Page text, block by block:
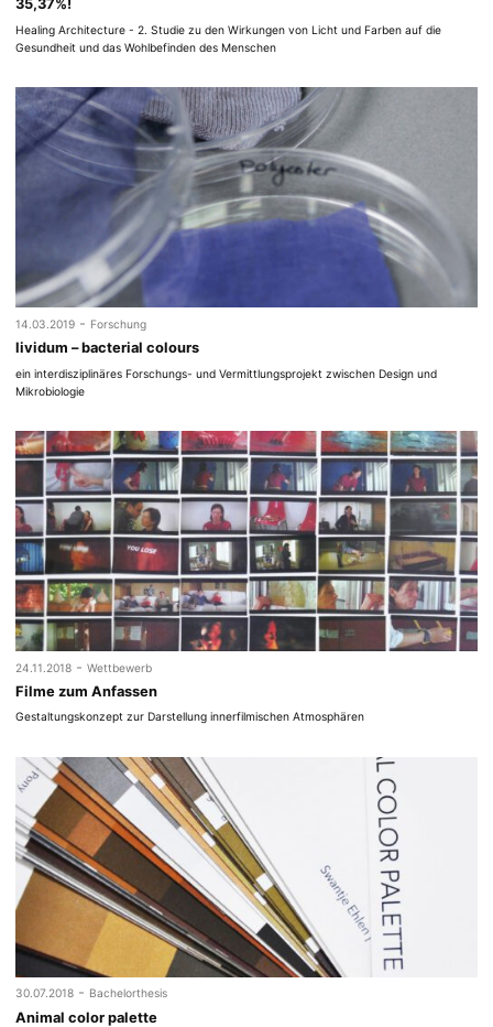
35,37%!
Healing Architecture - 2. Studie zu den Wirkungen von Licht und Farben auf die
Gesundheit und das Wohlbefinden des Menschen
14.03.2019 - Forschung
lividum – bacterial colours
ein interdisziplinäres Forschungs- und Vermittlungsprojekt zwischen Design und
Mikrobiologie
24.11.2018 - Wettbewerb
Filme zum Anfassen
Gestaltungskonzept zur Darstellung innerfilmischen Atmosphären
30.07.2018 - Bachelorthesis
Animal color palette